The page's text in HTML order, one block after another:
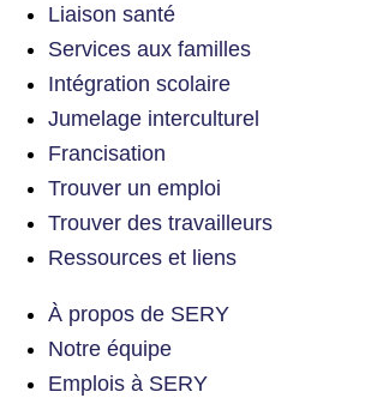
Liaison santé
Services aux familles
Intégration scolaire
Jumelage interculturel
Francisation
Trouver un emploi
Trouver des travailleurs
Ressources et liens
À propos de SERY
Notre équipe
Emplois à SERY